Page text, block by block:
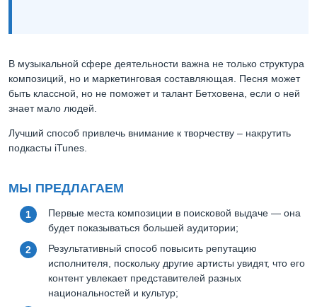
В музыкальной сфере деятельности важна не только структура
композиций, но и маркетинговая составляющая. Песня может
быть классной, но не поможет и талант Бетховена, если о ней
знает мало людей.
Лучший способ привлечь внимание к творчеству – накрутить
подкасты iTunes.
МЫ ПРЕДЛАГАЕМ
Первые места композиции в поисковой выдаче — она
будет показываться большей аудитории;
Результативный способ повысить репутацию
исполнителя, поскольку другие артисты увидят, что его
контент увлекает представителей разных
национальностей и культур;